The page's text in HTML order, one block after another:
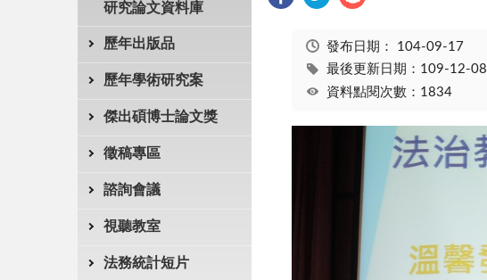
研究論文資料庫
歷年出版品
歷年學術研究案
傑出碩博士論文獎
徵稿專區
諮詢會議
視聽教室
法務統計短片
發布日期： 104-09-17
最後更新日期：109-12-08
資料點閱次數：1834